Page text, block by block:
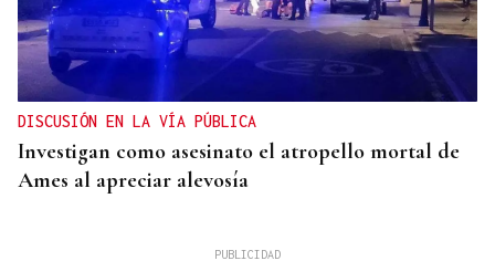
DISCUSIÓN EN LA VÍA PÚBLICA
Investigan como asesinato el atropello mortal de
Ames al apreciar alevosía